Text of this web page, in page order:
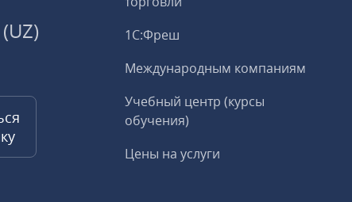
1С:Фреш
Международным компаниям
Учебный центр (курсы
обучения)
Цены на услуги